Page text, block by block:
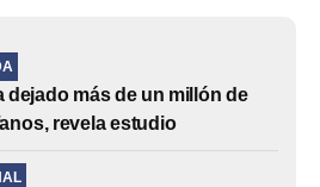
dejado más de un millón de
revela estudio